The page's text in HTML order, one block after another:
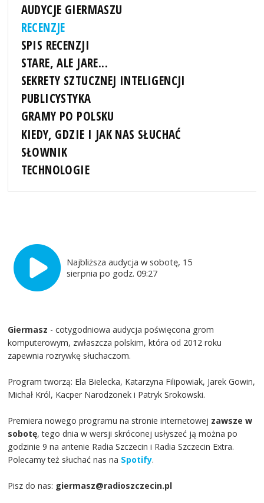
AUDYCJE GIERMASZU
RECENZJE
SPIS RECENZJI
STARE, ALE JARE...
SEKRETY SZTUCZNEJ INTELIGENCJI
PUBLICYSTYKA
GRAMY PO POLSKU
KIEDY, GDZIE I JAK NAS SŁUCHAĆ
SŁOWNIK
TECHNOLOGIE
Najbliższa audycja w sobotę, 15
sierpnia po godz. 09:27
Giermasz - cotygodniowa audycja poświęcona grom
komputerowym, zwłaszcza polskim, która od 2012 roku
zapewnia rozrywkę słuchaczom.
Program tworzą: Ela Bielecka, Katarzyna Filipowiak, Jarek Gowin,
Michał Król, Kacper Narodzonek i Patryk Srokowski.
Premiera nowego programu na stronie internetowej zawsze w
sobotę, tego dnia w wersji skróconej usłyszeć ją można po
godzinie 9 na antenie Radia Szczecin i Radia Szczecin Extra.
Polecamy też słuchać nas na Spotify.
Pisz do nas: giermasz@radioszczecin.pl